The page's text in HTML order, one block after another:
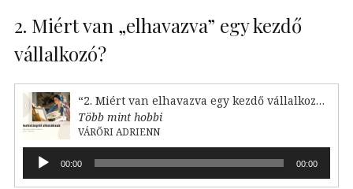
2. Miért van „elhavazva” egy kezdő
vállalkozó?
“2. Miért van elhavazva egy kezdő vállalkozó?”
Több mint hobbi
VÁRŐRI ADRIENN
Audió
lejátszó00:00 00:00